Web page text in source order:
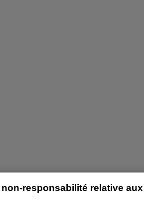
responsabilité relative aux